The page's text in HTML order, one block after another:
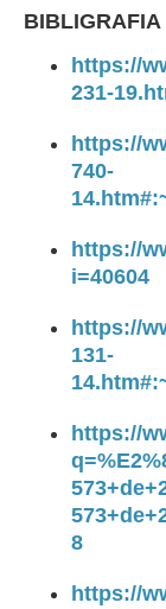
BIBLIGRAFIA
https://
231-
https://
740-
https://
i=40604
https://
131-
https://
8
https://